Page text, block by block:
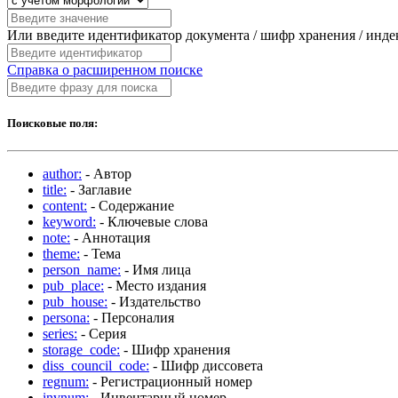
Или введите идентификатор документа / шифр хранения /
Справка о расширенном поиске
Поисковые поля:
author: - Автор
title: - Заглавие
content: - Содержание
keyword: - Ключевые слова
note: - Аннотация
theme: - Тема
person_name: - Имя лица
pub_place: - Место издания
pub_house: - Издательство
persona: - Персоналия
series: - Серия
storage_code: - Шифр хранения
diss_council_code: - Шифр диссовета
regnum: - Регистрационный номер